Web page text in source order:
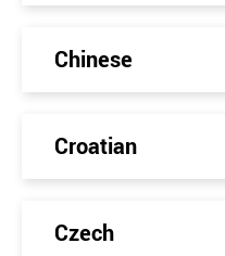
Chinese
Croatian
Czech